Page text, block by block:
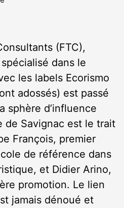
(FTC),
dans le
les labels Ecorismo
adossés) est passé
sphère d’influence
de Savignac est le trait
François, premier
de référence dans
et Didier Arino,
promotion. Le lien
jamais dénoué et